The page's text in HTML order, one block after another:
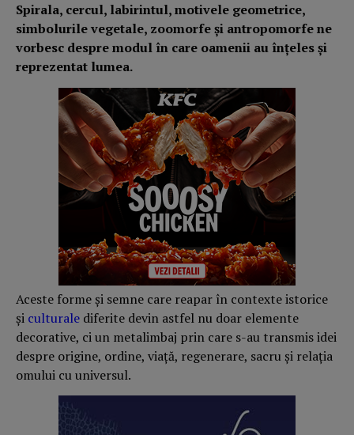
Spirala, cercul, labirintul, motivele geometrice,
simbolurile vegetale, zoomorfe și antropomorfe ne
vorbesc despre modul în care oamenii au înțeles și
reprezentat lumea.
Aceste forme și semne care reapar în contexte istorice
și culturale diferite devin astfel nu doar elemente
decorative, ci un metalimbaj prin care s-au transmis idei
despre origine, ordine, viață, regenerare, sacru și relația
omului cu universul.